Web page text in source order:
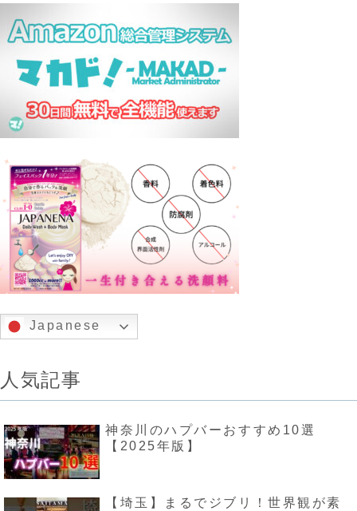
Japanese
人気記事
神奈川のハプバーおすすめ10選
【2025年版】
【埼玉】まるでジブリ！世界観が素